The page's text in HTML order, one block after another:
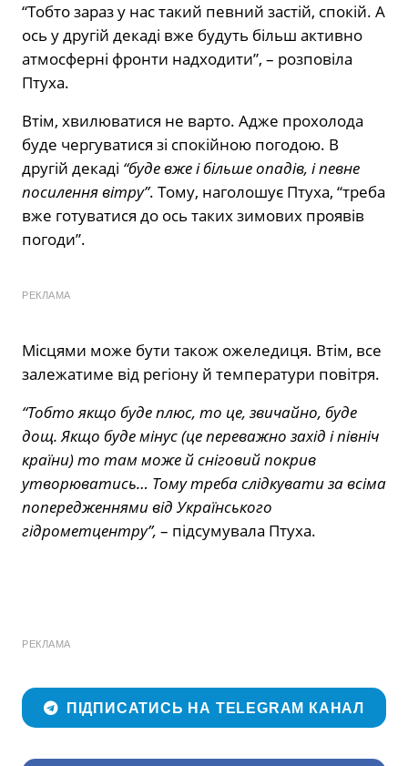
“Тобто зараз у нас такий певний застій, спокій. А
ось у другій декаді вже будуть більш активно
атмосферні фронти надходити”, – розповіла
Птуха.
Втім, хвилюватися не варто. Адже прохолода
буде чергуватися зі спокійною погодою. В
другій декаді “буде вже і більше опадів, і певне
посилення вітру”. Тому, наголошує Птуха, “треба
вже готуватися до ось таких зимових проявів
погоди”.
РЕКЛАМА
Місцями може бути також ожеледиця. Втім, все
залежатиме від регіону й температури повітря.
“Тобто якщо буде плюс, то це, звичайно, буде
дощ. Якщо буде мінус (це переважно захід і північ
країни) то там може й сніговий покрив
утворюватись… Тому треба слідкувати за всіма
попередженнями від Українського
гідрометцентру”, – підсумувала Птуха.
РЕКЛАМА
ПІДПИСАТИСЬ НА TELEGRAM КАНАЛ